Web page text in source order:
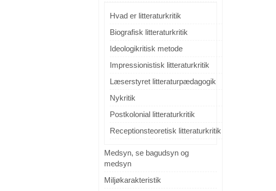
Hvad er litteraturkritik
Biografisk litteraturkritik
Ideologikritisk metode
Impressionistisk litteraturkritik
Læserstyret litteraturpædagogik
Nykritik
Postkolonial litteraturkritik
Receptionsteoretisk litteraturkritik
Medsyn, se bagudsyn og
medsyn
Miljøkarakteristik